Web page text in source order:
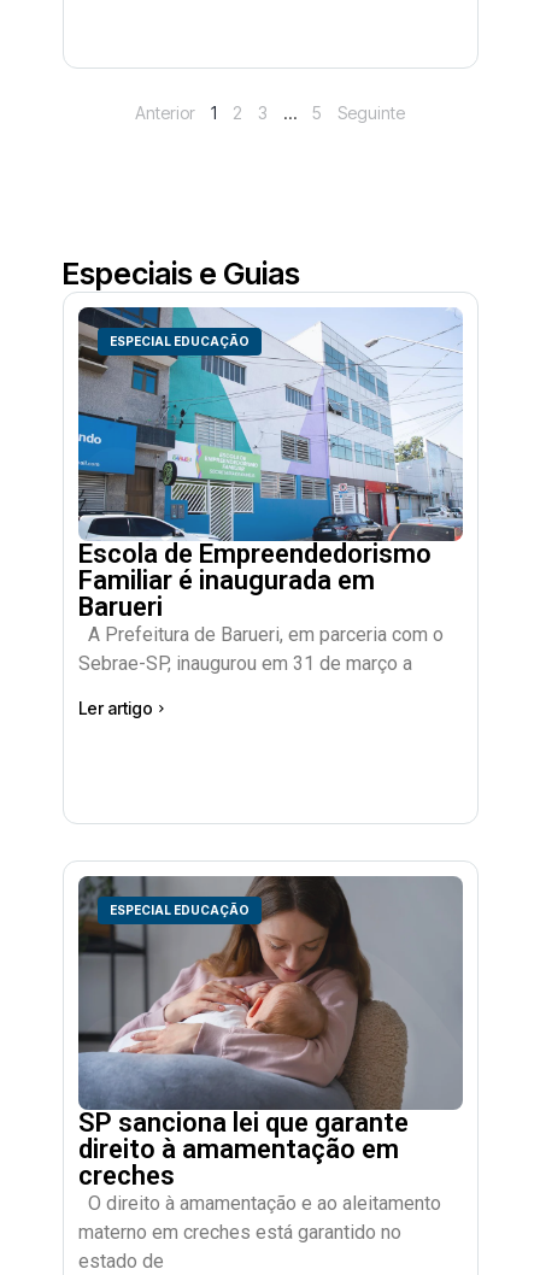
Anterior 1 2 3 … 5 Seguinte
Especiais e Guias
ESPECIAL EDUCAÇÃO
Escola de Empreendedorismo
Familiar é inaugurada em
Barueri
A Prefeitura de Barueri, em parceria com o
Sebrae-SP, inaugurou em 31 de março a
Ler artigo
ESPECIAL EDUCAÇÃO
SP sanciona lei que garante
direito à amamentação em
creches
O direito à amamentação e ao aleitamento
materno em creches está garantido no
estado de